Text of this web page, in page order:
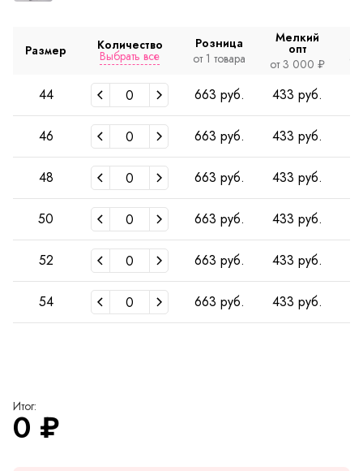
Размер Количество
Выбрать все
Розница
от 1 товара
Мелкий
опт
от 3 000 ₽
44 663 руб. 433 руб.
46 663 руб. 433 руб.
48 663 руб. 433 руб.
50 663 руб. 433 руб.
52 663 руб. 433 руб.
54 663 руб. 433 руб.
Итог:
0 ₽